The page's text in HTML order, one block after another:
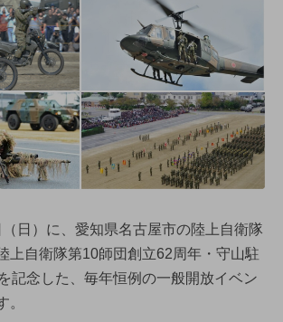
日）に、愛知県名古屋市の陸上自衛隊
上自衛隊第10師団創立62周年・守山駐
記念した、毎年恒例の一般開放イベン
。